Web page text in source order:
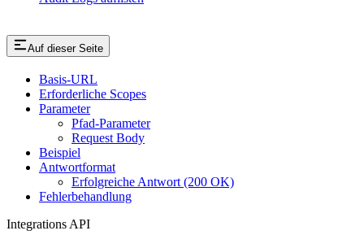
Auf dieser Seite
Basis-URL
Erforderliche Scopes
Parameter
Pfad-Parameter
Request Body
Beispiel
Antwortformat
Erfolgreiche Antwort (200 OK)
Fehlerbehandlung
Integrations API